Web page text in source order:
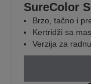
SureColor
Brzo, tačno i
Kertridži sa
Verzija za